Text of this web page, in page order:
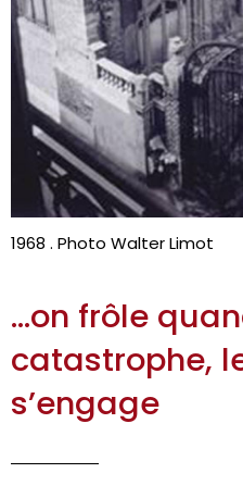
1968 . Photo Walter Limot
…on frôle
catastrophe,
s’engage